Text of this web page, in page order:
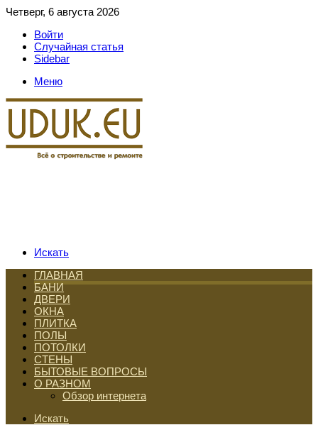
Четверг, 6 августа 2026
Войти
Случайная статья
Sidebar
Меню
Искать
ГЛАВНАЯ
БАНИ
ДВЕРИ
ОКНА
ПЛИТКА
ПОЛЫ
ПОТОЛКИ
СТЕНЫ
БЫТОВЫЕ ВОПРОСЫ
О РАЗНОМ
Обзор интернета
Искать